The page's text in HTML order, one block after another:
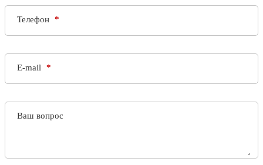
Телефон
E-mail
Ваш вопрос